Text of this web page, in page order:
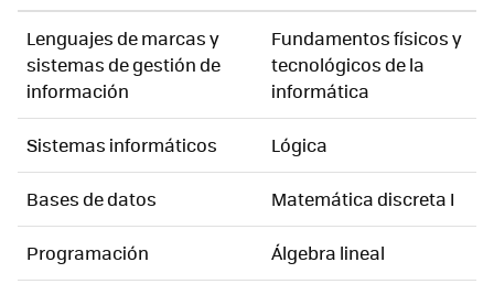
Lenguajes de marcas y
sistemas de gestión de
información
Fundamentos físicos y
tecnológicos de la
informática
Sistemas informáticos Lógica
Bases de datos Matemática discreta I
Programación Álgebra lineal